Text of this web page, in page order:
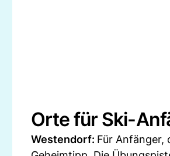
Orte für Ski-
Westendorf: Für Anfänger,